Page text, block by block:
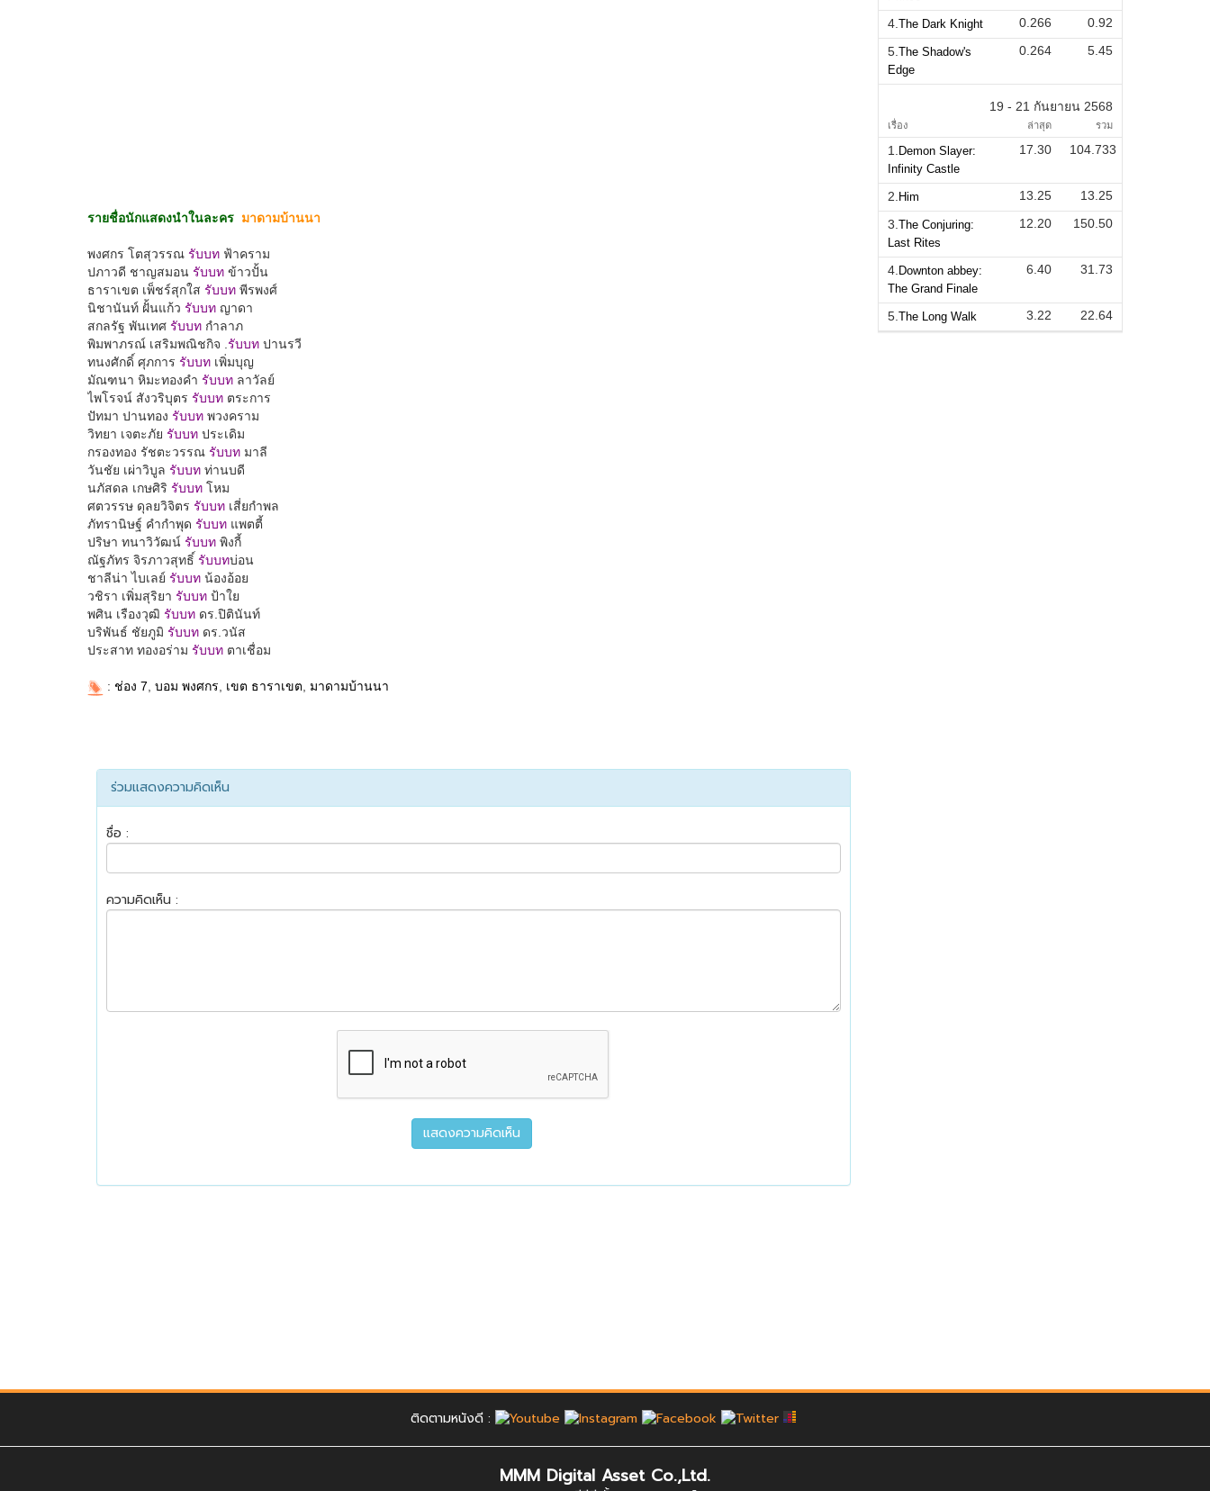
4. The Dark Knight 0.266
0.92
5. The Shadow's
Edge
0.264 5.45
19 - 21 กันยายน 2568
เรื่อง ล่าสุด รวม
1. Demon Slayer:
Infinity Castle
17.30 104.733
2. Him 13.25
13.25
3. The Conjuring:
Last Rites
12.20 150.50
4. Downton abbey:
The Grand Finale
6.40 31.73
5. The Long Walk 3.22 22.64
ติดตามหนังดี :
MMM Digital Asset Co.,Ltd.